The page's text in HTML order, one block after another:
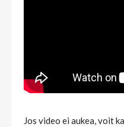
Jos video ei aukea, voit